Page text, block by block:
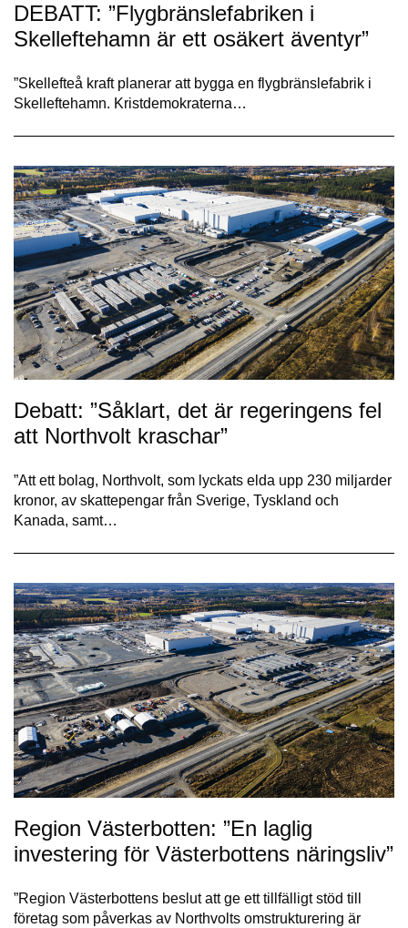
DEBATT: ”Flygbränslefabriken i
Skelleftehamn är ett osäkert äventyr”
”Skellefteå kraft planerar att bygga en flygbränslefabrik i
Skelleftehamn. Kristdemokraterna…
Debatt: ”Såklart, det är regeringens fel
att Northvolt kraschar”
”Att ett bolag, Northvolt, som lyckats elda upp 230 miljarder
kronor, av skattepengar från Sverige, Tyskland och
Kanada, samt…
Region Västerbotten: ”En laglig
investering för Västerbottens näringsliv”
”Region Västerbottens beslut att ge ett tillfälligt stöd till
företag som påverkas av Northvolts omstrukturering är